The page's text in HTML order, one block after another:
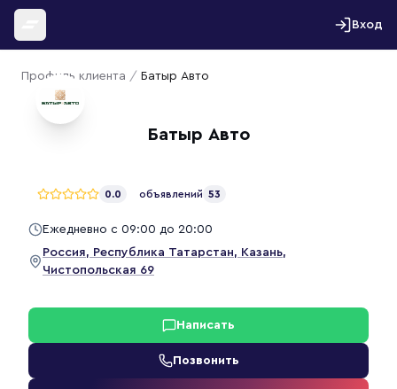
Перейти к содержимому
Вход
Профиль клиента / Батыр Авто
Батыр Авто
0.0 объявлений 53
Ежедневно с 09:00 до 20:00
Россия, Республика Татарстан, Казань,
Чистопольская 69
Написать
Позвонить